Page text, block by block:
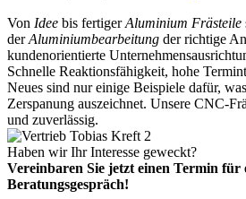
Von Idee bis fertigerAluminium Frästeile
derAluminiumbearbeitung der richtige
kundenorientierte
Schnelle Reaktionsfähigkeit, hohe
Neues sind nur einige Beispiele dafür,
Zerspanung auszeichnet. Unsere CNC-
und zuverlässig.
Haben wir Ihr Interesse geweckt?
Vereinbaren Sie jetzt einen Termin für
Beratungsgespräch!